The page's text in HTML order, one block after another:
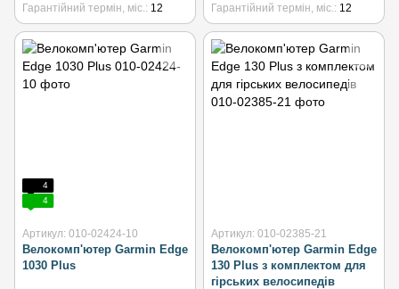
Гарантійний термін, міс.
12
Гарантійний термін, міс.
12
4
4
Артикул: 010-02424-10
Велокомп'ютер Garmin Edge
1030 Plus
Артикул: 010-02385-21
Велокомп'ютер Garmin Edge
130 Plus з комплектом для
гірських велосипедів